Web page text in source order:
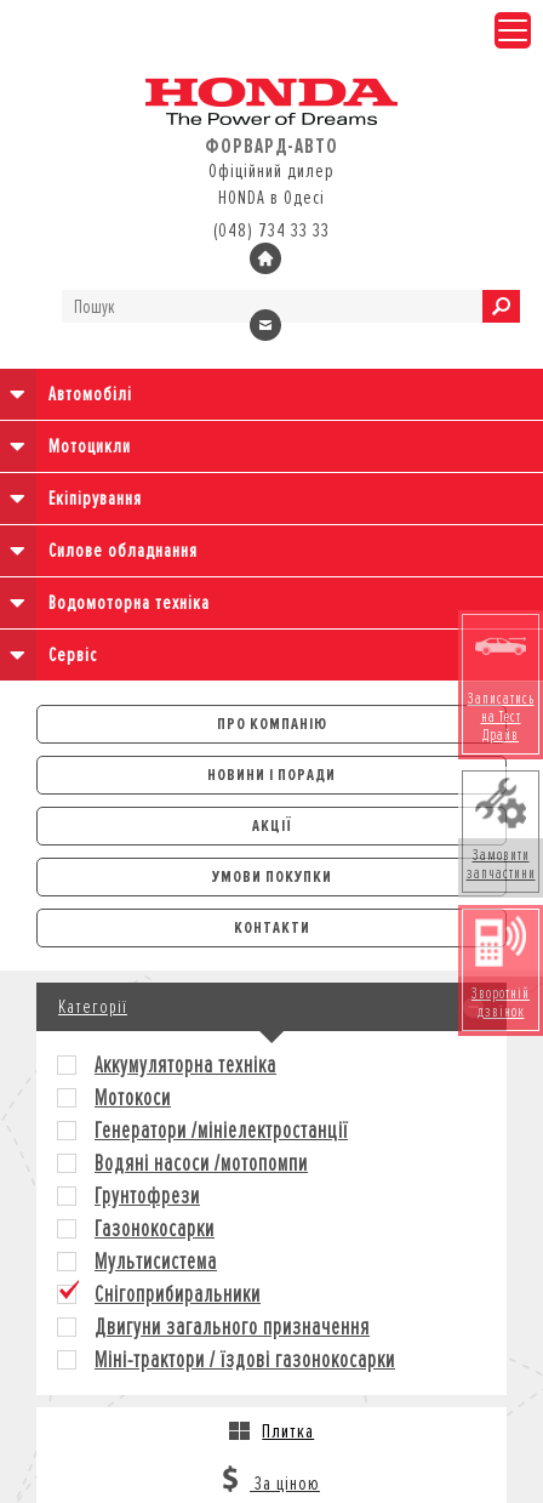
ФОРВАРД-АВТО
Офіційний дилер
HONDA в Одесі
(048) 734 33 33
Автомобілі
Мотоцикли
Екіпірування
Силове обладнання
Водомоторна техніка
Сервіс
ПРО КОМПАНІЮ
НОВИНИ І ПОРАДИ
АКЦІЇ
УМОВИ ПОКУПКИ
АВТОМОБІЛІ
ЛІЗИНГ
КРЕДИТ
СТРАХУВАННЯ
КОРПОРАТИВНИМ КЛІЄНТАМ
МОТОЦИКЛИ
КРЕДИТ
СТРАХУВАННЯ
КОРПОРАТИВНИМ КЛІЄНТАМ
КОНТАКТИ
Записатись
на Тест
Драйв
Замовити
запчастини
Зворотній
дзвінок
Категорії
Аккумуляторна техніка
Мотокоси
Генератори /мініелектростанції
Водяні насоси /мотопомпи
Грунтофрези
Газонокосарки
Мультисистема
Снігоприбиральники
Двигуни загального призначення
Міні-трактори / їздові газонокосарки
Плитка
За ціною